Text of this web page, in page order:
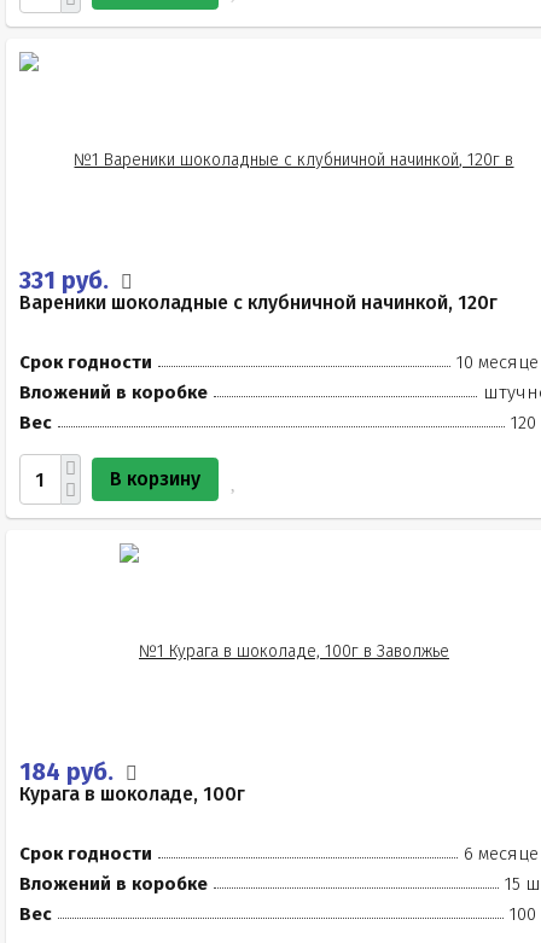
331 руб.
Вареники шоколадные с клубничной начинкой, 120г
Срок годности
10
Вложений в коробке
Вес
120
В корзину
184 руб.
Курага в шоколаде, 100г
Срок годности
6
Вложений в коробке
15
Вес
100